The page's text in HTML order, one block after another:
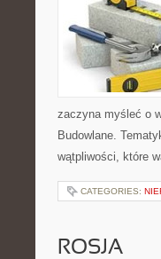
zaczyna myśleć o
Budowlane.
wątpliwości, które
CATEGORIES:
ROSJA